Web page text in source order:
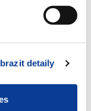
detaily